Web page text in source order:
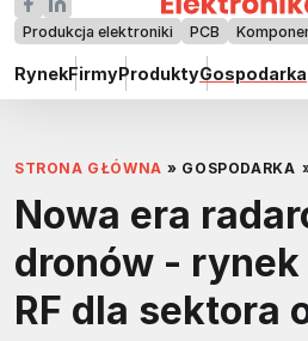
Produkcja elektroniki PCB
RynekFirmyProduktyGospodarka
STRONA GŁÓWNA » GOSPODARKA
Nowa era
dronów -
RF dla sektora